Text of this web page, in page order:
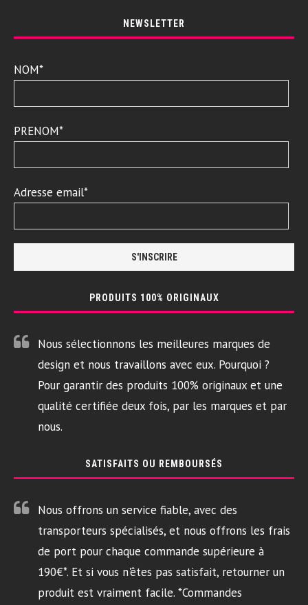
NEWSLETTER
NOM*
PRENOM*
Adresse email*
PRODUITS 100% ORIGINAUX
Nous sélectionnons les meilleures marques de
design et nous travaillons avec eux. Pourquoi ?
Pour garantir des produits 100% originaux et une
qualité certifiée deux fois, par les marques et par
nous.
SATISFAITS OU REMBOURSÉS
Nous offrons un service fiable, avec des
transporteurs spécialisés, et nous offrons les frais
de port pour chaque commande supérieure à
190€*. Et si vous n'êtes pas satisfait, retourner un
produit est vraiment facile. *Commandes